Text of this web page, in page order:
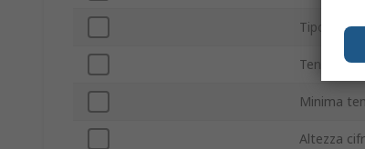
Tipo
Tensione
Minima
Altezza